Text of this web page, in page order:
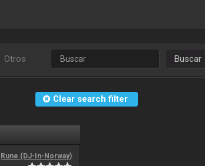
Otros Buscar
Clear search filter
Rune (DJ-In-Norway)